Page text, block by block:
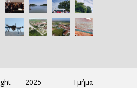
2025 - Τμήμα